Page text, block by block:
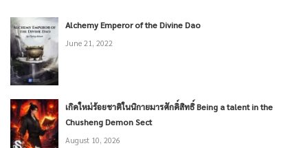
Alchemy Emperor of the Divine Dao
June 21, 2022
เกิดใหม่ร้อยชาติในนิกายมารศักดิ์สิทธิ์ Being a talent in the
Chusheng Demon Sect
August 10, 2026